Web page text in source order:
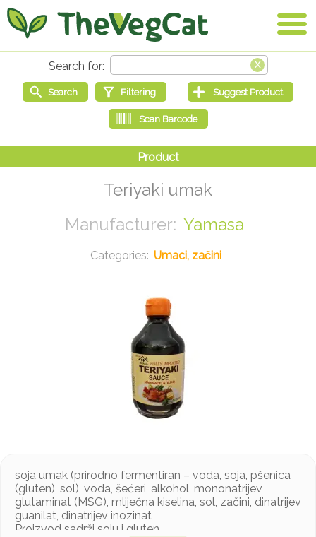
Teriyaki umak
Yamasa
Umaci, začini
soja umak (prirodno fermentiran – voda, soja, pšenica
(gluten), sol), voda, šećeri, alkohol, mononatrijev
glutaminat (MSG), mliječna kiselina, sol, začini, dinatrijev
guanilat, dinatrijev inozinat
Proizvod sadrži soju i gluten